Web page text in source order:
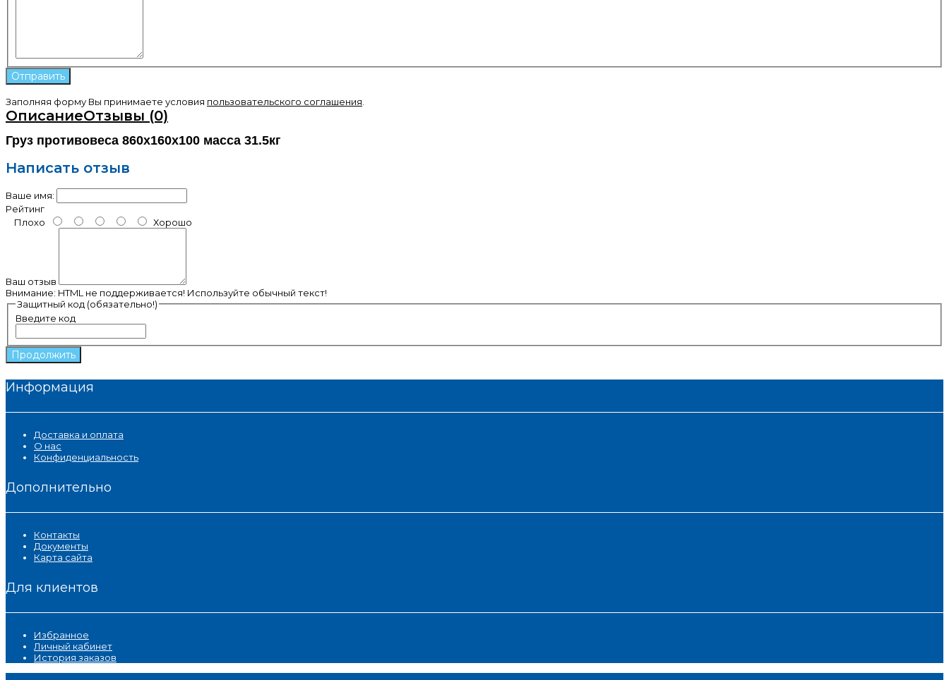
Заполняя форму Вы принимаете условия пользовательского соглашения
ОписаниеОтзывы (0)
Груз противовеса 860х160х100 масса 31.5кг
Написать отзыв
Ваше имя:
Рейтинг
Плохо
Хорошо
Ваш отзыв
Внимание: HTML не поддерживается! Используйте обычный текст!
Защитный код (обязательно!)
Введите код
Продолжить
Информация
Доставка и оплата
О нас
Конфиденциальность
Дополнительно
Контакты
Документы
Карта сайта
Для клиентов
Избранное
Личный кабинет
История заказов